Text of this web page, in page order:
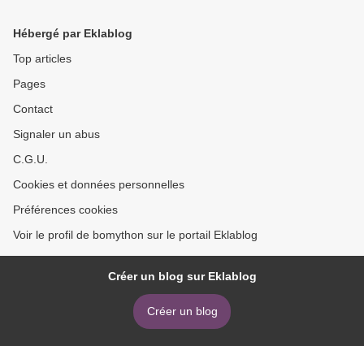
Hébergé par Eklablog
Top articles
Pages
Contact
Signaler un abus
C.G.U.
Cookies et données personnelles
Préférences cookies
Voir le profil de bomython sur le portail Eklablog
Créer un blog sur Eklablog
Créer un blog